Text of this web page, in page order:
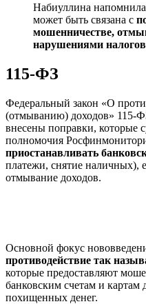
Набиуллина
может быть связана с
мошенничестве,
нарушениями
115-ФЗ
Федеральный закон «О
(отмыванию) доходов» 115-
внесены поправки, которые
полномочия
приостанавливать
платежи, снятие наличных),
отмывание доходов.
Основной фокус
противодействие так
которые предоставляют
банковским счетам и картам
похищенных денег.